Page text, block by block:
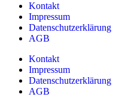
Kontakt
Impressum
Datenschutzerklärung
AGB
Kontakt
Impressum
Datenschutzerklärung
AGB